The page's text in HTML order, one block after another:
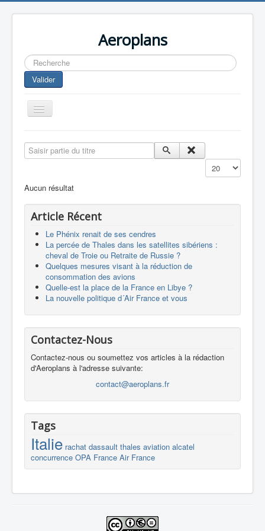
Aeroplans
Rechercher
Valider
Toggle
Navigation
Aviation Commerciale
Europespace
Drones
Saisir partie du titre
Affichage #
Aucun résultat
Article Récent
Le Phénix renait de ses cendres
La percée de Thales dans les satellites sibériens :
cheval de Troie ou Retraite de Russie ?
Quelques mesures visant à la réduction de
consommation des avions
Quelle-est la place de la France en Libye ?
La nouvelle politique d´Air France et vous
Contactez-Nous
Contactez-nous ou soumettez vos articles à la rédaction
d'Aeroplans à l'adresse suivante:
contact@aeroplans.fr
Tags
Italie rachat dassault thales aviation alcatel
concurrence OPA France Air France